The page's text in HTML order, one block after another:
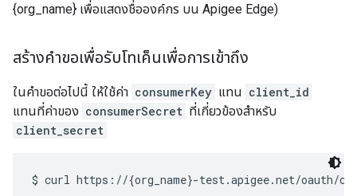
{org_name} เพื่อแสดงชื่อองค์กร บน Apigee Edge)
สร้างคำขอเพื่อรับโทเค็นเพื่อการเข้าถึง
ในคำขอต่อไปนี้ ให้ใช้ค่า consumerKey แทน client_id
แทนที่ค่าของ consumerSecret ที่เกี่ยวข้องสำหรับ
client_secret